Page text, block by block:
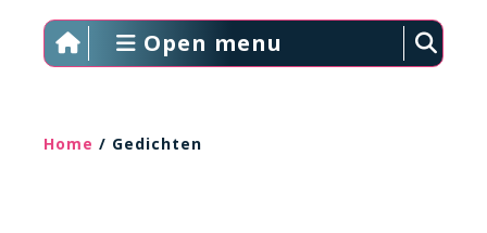
Open menu
Home / Gedichten